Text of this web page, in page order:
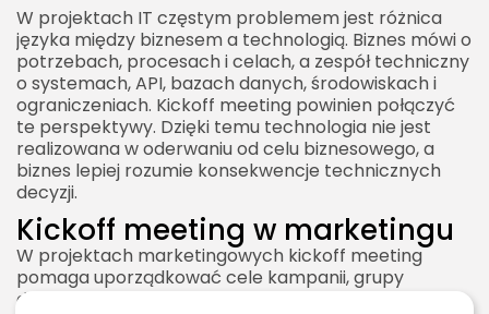
W projektach IT częstym problemem jest różnica
języka między biznesem a technologią. Biznes mówi o
potrzebach, procesach i celach, a zespół techniczny
o systemach, API, bazach danych, środowiskach i
ograniczeniach. Kickoff meeting powinien połączyć
te perspektywy. Dzięki temu technologia nie jest
realizowana w oderwaniu od celu biznesowego, a
biznes lepiej rozumie konsekwencje technicznych
decyzji.
Kickoff meeting w marketingu
W projektach marketingowych kickoff meeting
pomaga uporządkować cele kampanii, grupy
docelowe, komunikację, kanały, budżet,